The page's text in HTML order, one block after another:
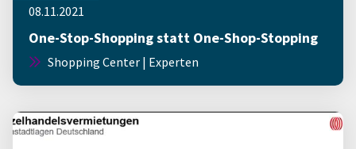
08.11.2021
One-Stop-Shopping statt One-Shop-Stopping
Shopping Center | Experten